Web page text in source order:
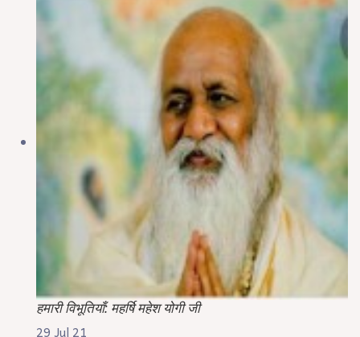
हमारी विभूतियाँ: महर्षि महेश योगी जी
29 Jul 21